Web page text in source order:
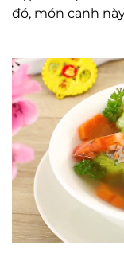
đó, món canh